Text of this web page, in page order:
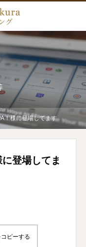
様に登場してます
登場してま
ピーする